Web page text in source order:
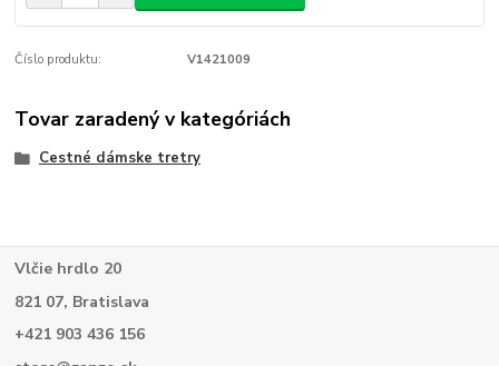
Číslo produktu: V1421009
Tovar zaradený v kategóriách
Cestné dámske tretry
Vlčie hrdlo 20
821 07, Bratislava
+421 903 436 156